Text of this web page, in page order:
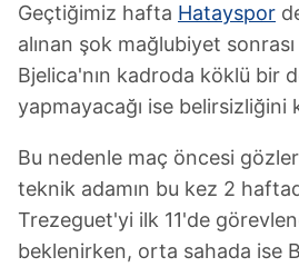
Geçtiğimiz hafta Hatayspor
alınan şok mağlubiyet
Bjelica'nın kadroda köklü bir
yapmayacağı ise belirsizliğini
Bu nedenle maç öncesi
teknik adamın bu kez 2
Trezeguet'yi ilk 11'de
beklenirken, orta sahada ise